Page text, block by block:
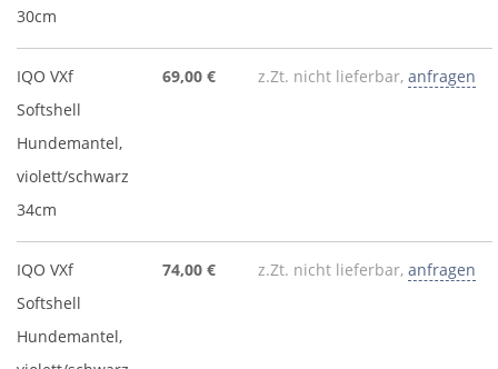
30cm
IQO VXf
Softshell
Hundemantel,
violett/schwarz
34cm
69,00 € z.Zt. nicht lieferbar, anfragen
IQO VXf
Softshell
Hundemantel,
74,00 € z.Zt. nicht lieferbar, anfragen